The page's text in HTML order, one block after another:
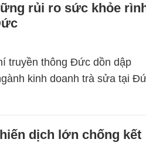
rủi ro sức khỏe
truyền thông Đức dồn dập
kinh doanh trà sửa tại
dịch lớn chống kết